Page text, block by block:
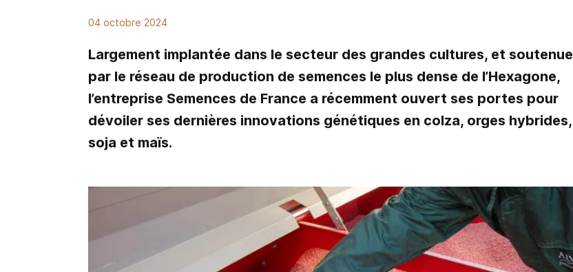
04 octobre 2024
Largement implantée dans le secteur des grandes cultures, et soutenue
par le réseau de production de semences le plus dense de l’Hexagone,
l’entreprise Semences de France a récemment ouvert ses portes pour
dévoiler ses dernières innovations génétiques en colza, orges hybrides,
soja et maïs.